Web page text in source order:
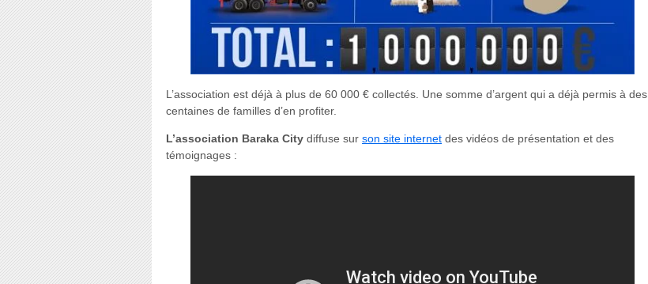
L’association est déjà à plus de 60 000 € collectés. Une somme d’argent qui a déjà permis à des
centaines de familles d’en profiter.
L’association Baraka City diffuse sur son site internet des vidéos de présentation et des
témoignages :